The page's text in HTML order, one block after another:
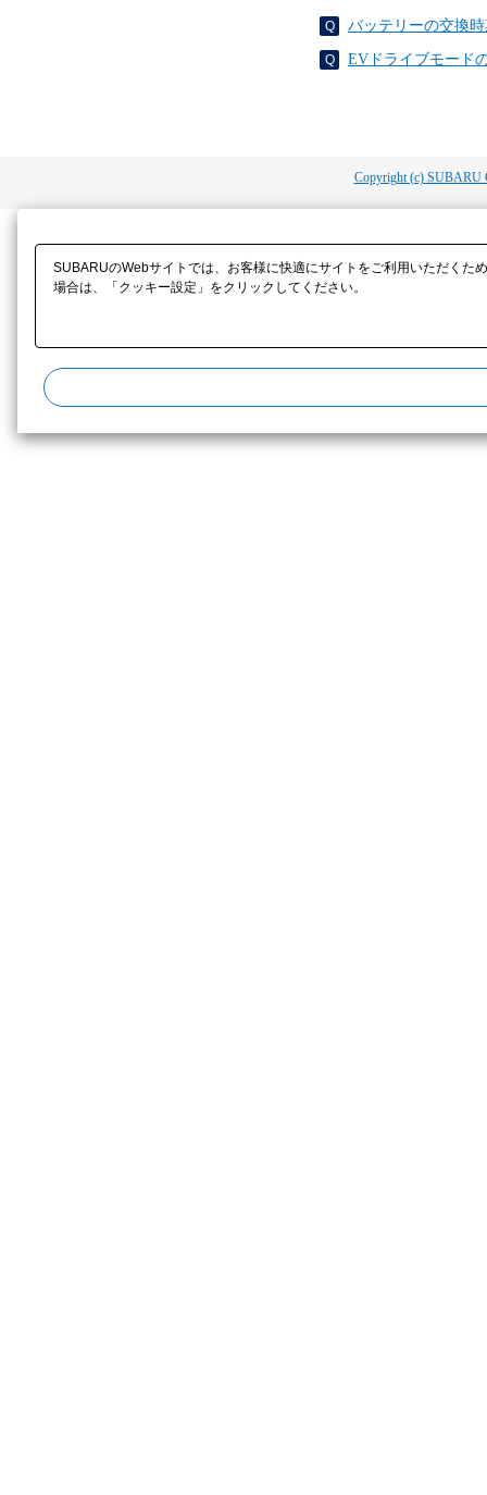
バッテリーの交換
EVドライブモード
Copyright (c) SUBARU
SUBARUのWebサイトでは、お客様に快適にサイトをご利用いただく
場合は、「クッキー設定」をクリックしてください。​